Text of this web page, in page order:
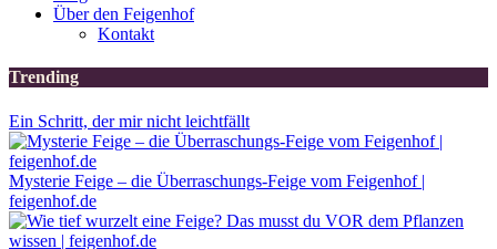
Über den Feigenhof
Kontakt
Trending
Ein Schritt, der mir nicht leichtfällt
Mysterie Feige – die Überraschungs-Feige vom Feigenhof |
feigenhof.de